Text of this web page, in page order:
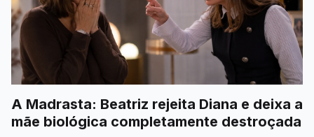
A Madrasta: Beatriz rejeita Diana e deixa a
mãe biológica completamente destroçada